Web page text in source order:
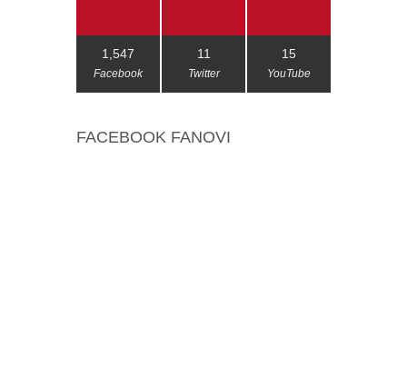
1,547
Facebook
11
Twitter
15
YouTube
FACEBOOK FANOVI